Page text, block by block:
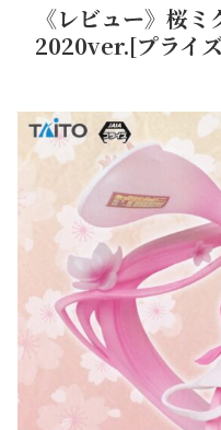
《レビュー》桜
2020ver.[プライ